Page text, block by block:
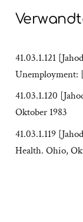
41.03.1.121
Unemployment:
41.03.1.120
Oktober 1983
41.03.1.119
Health. Ohio,